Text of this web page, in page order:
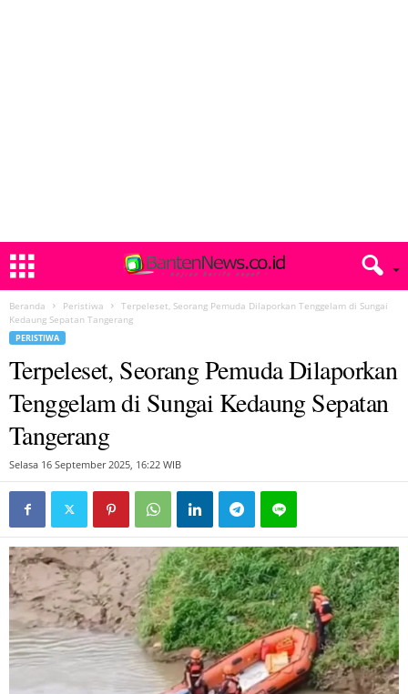
Beranda Peristiwa
Terpeleset, Seorang Pemuda Dilaporkan Tenggelam di Sungai
Kedaung Sepatan Tangerang
PERISTIWA
Terpeleset, Seorang Pemuda Dilaporkan
Tenggelam di Sungai Kedaung Sepatan
Tangerang
Selasa 16 September 2025, 16:22 WIB